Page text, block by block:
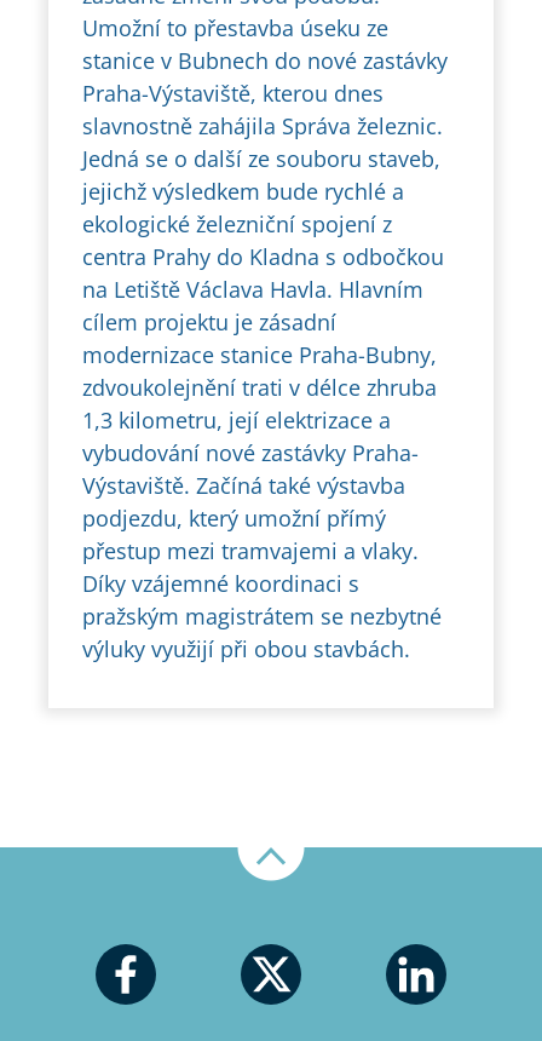
Umožní to přestavba úseku ze
stanice v Bubnech do nové zastávky
Praha-Výstaviště, kterou dnes
slavnostně zahájila Správa železnic.
Jedná se o další ze souboru staveb,
jejichž výsledkem bude rychlé a
ekologické železniční spojení z
centra Prahy do Kladna s odbočkou
na Letiště Václava Havla. Hlavním
cílem projektu je zásadní
modernizace stanice Praha-Bubny,
zdvoukolejnění trati v délce zhruba
1,3 kilometru, její elektrizace a
vybudování nové zastávky Praha-
Výstaviště. Začíná také výstavba
podjezdu, který umožní přímý
přestup mezi tramvajemi a vlaky.
Díky vzájemné koordinaci s
pražským magistrátem se nezbytné
výluky využijí při obou stavbách.